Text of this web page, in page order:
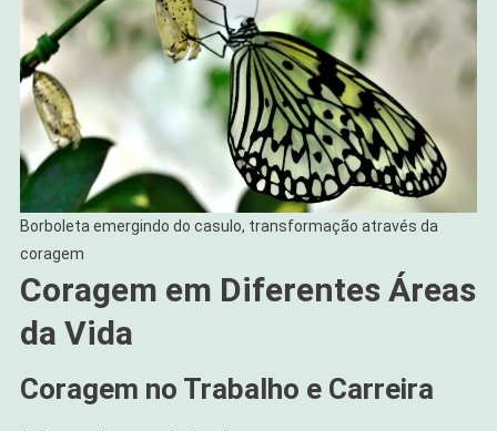
Borboleta emergindo do casulo, transformação através da
coragem
Coragem em Diferentes Áreas
da Vida
Coragem no Trabalho e Carreira